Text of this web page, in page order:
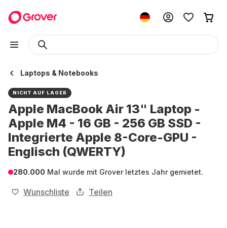
Laptops & Notebooks
NICHT AUF LAGER
Apple MacBook Air 13" Laptop -
Apple M4 - 16 GB - 256 GB SSD -
Integrierte Apple 8-Core-GPU -
Englisch (QWERTY)
280.000 Mal wurde mit Grover letztes Jahr gemietet.
Wunschliste Teilen